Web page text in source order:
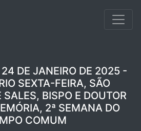
DE JANEIRO DE 2025 -
SEXTA-FEIRA, SÃO
BISPO E DOUTOR
2ª SEMANA DO
COMUM